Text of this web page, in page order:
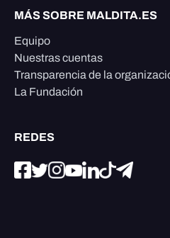
MÁS SOBRE MALDITA.ES
Equipo
Nuestras cuentas
Transparencia de la
La Fundación
REDES